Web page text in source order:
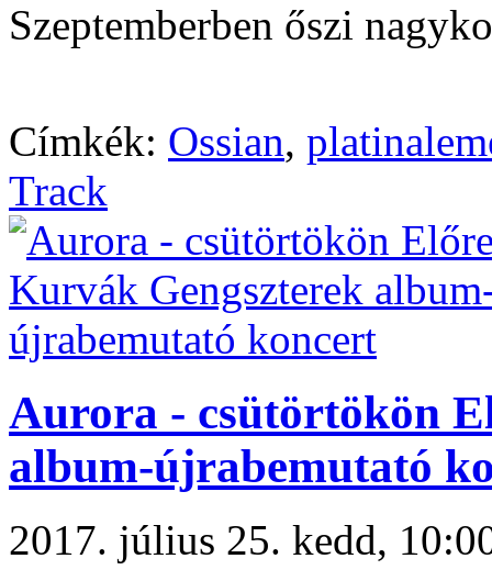
Szeptemberben őszi
Címkék: Ossian,
Track
Aurora - csütörtökön
album-újrabemutató
2017. július 25. kedd,